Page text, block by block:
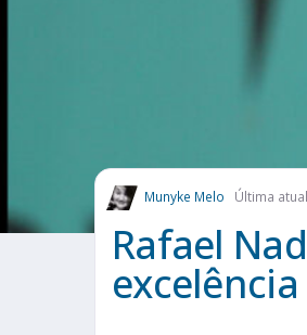
Munyke Melo Última
Rafael